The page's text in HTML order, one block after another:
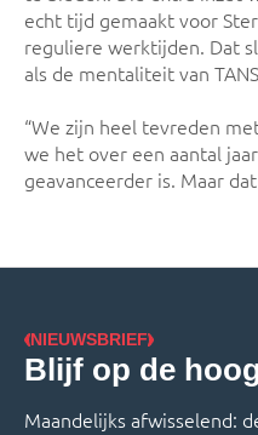
echt tijd gemaakt voor
reguliere werktijden. Dat
als de mentaliteit van
“We zijn heel tevreden
we het over een aantal
geavanceerder is. Maar
NIEUWSBRIEF
Blijf op de
Maandelijks afwisselend: